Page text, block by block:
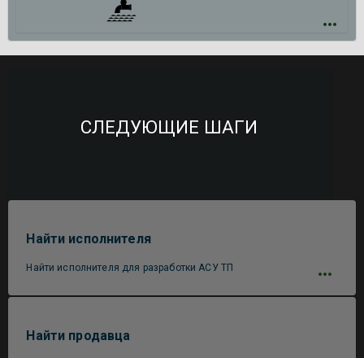
СЛЕДУЮЩИЕ ШАГИ
Найти исполнителя
Найти исполнителя для разработки АСУ ТП
Найти продавца